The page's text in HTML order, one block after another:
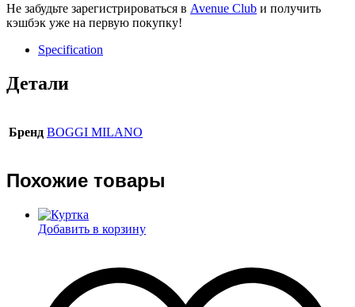
Не забудьте зарегистрироваться в Avenue Club и получить
кэшбэк уже на первую покупку!
Specification
Детали
Бренд BOGGI MILANO
Похожие товары
Добавить в корзину